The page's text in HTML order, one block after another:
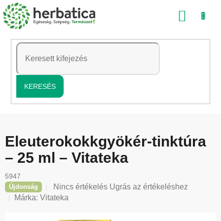
Ugrás
a
tartalomhoz
KERESÉS
Eleuterokokkgyökér-tinktúra
– 25 ml – Vitateka
5947
Újdonság
A
termék
értékelése
Nincs értékelés Ugrás az értékeléshez
Márka: Vitateka